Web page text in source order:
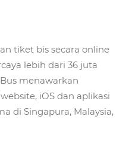
tiket bis secara online
lebih dari 36 juta
menawarkan
iOS dan aplikasi
di Singapura, Malaysia,